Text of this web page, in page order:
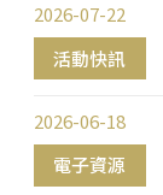
活動快訊
2026-07-22
電子資源
2026-06-18